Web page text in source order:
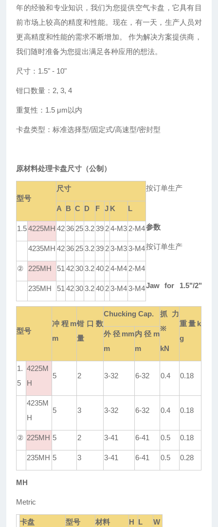
年的经验和专业知识，我们为您提供空气卡盘，它具有目
前市场上较高的精度和性能。现在，有一天，生产人员对
更高精度和性能的需求不断增加。 作为解决方案提供商，
我们随时准备为您提出满足各种应用的想法。
尺寸： 1.5" - 10"
钳口数量： 2, 3, 4
重复性： 1.5 μm以内
卡盘类型：标准选择型/固定式/高速型/密封型
原材料处理卡盘尺寸 （公制）
型号
尺寸
A B C D F J K L
1.5 4225MH 42 36 25 3.2 39 2 4-M3 2-M4
4235MH 42 36 25 3.2 39 2 3-M3 3-M4
② 225MH 51 42 30 3.2 40 2 4-M4 2-M4
235MH 51 42 30 3.2 40 2 3-M4 3-M4
按订单生产
参数
型号
冲程 m
m
钳口数
量
Chucking Cap.
抓力
※
kN
重量 k
g
外径 mm
m
内径 m
m
1.
5
4225M
H
5 2 3-32 6-32 0.4 0.18
4235M
H
5 3 3-32 6-32 0.4 0.18
② 225MH 5 2 3-41 6-41 0.5 0.18
235MH 5 3 3-41 6-41 0.5 0.28
按订单生产
Jaw for 1.5"/2"
MH
Metric
卡盘 型号 材料 H L W